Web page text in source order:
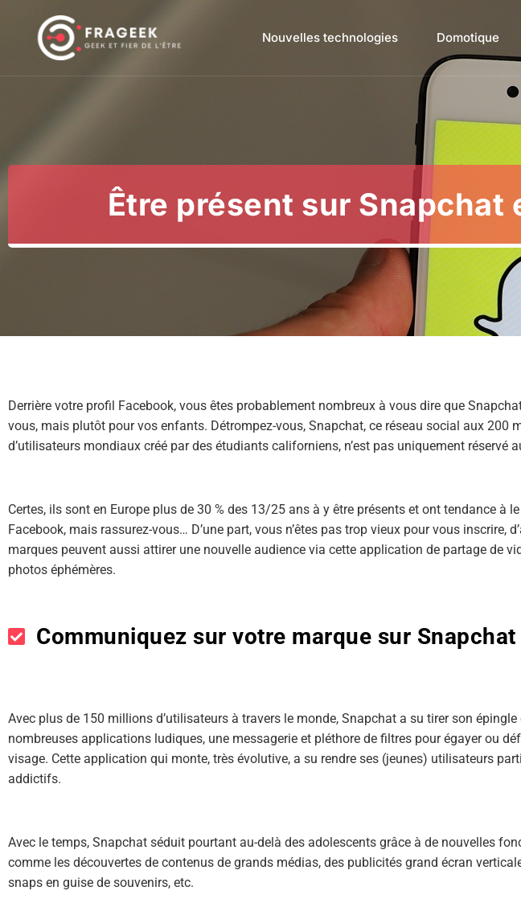
Nouvelles technologies Domotique
Être présent sur Snapchat
Derrière votre profil Facebook, vous êtes probablement nombreux à vous dire que
vous, mais plutôt pour vos enfants. Détrompez-vous, Snapchat, ce réseau social aux 200
d’utilisateurs mondiaux créé par des étudiants californiens, n’est pas uniquement réservé
Certes, ils sont en Europe plus de 30 % des 13/25 ans à y être présents et ont tendance à
Facebook, mais rassurez-vous… D’une part, vous n’êtes pas trop vieux pour vous inscrire,
marques peuvent aussi attirer une nouvelle audience via cette application de partage de
photos éphémères.
Communiquez sur votre marque sur Snapchat
Avec plus de 150 millions d’utilisateurs à travers le monde, Snapchat a su tirer son épingle
nombreuses applications ludiques, une messagerie et pléthore de filtres pour égayer ou
visage. Cette application qui monte, très évolutive, a su rendre ses (jeunes) utilisateurs
addictifs.
Avec le temps, Snapchat séduit pourtant au-delà des adolescents grâce à de nouvelles
comme les découvertes de contenus de grands médias, des publicités grand écran
snaps en guise de souvenirs, etc.